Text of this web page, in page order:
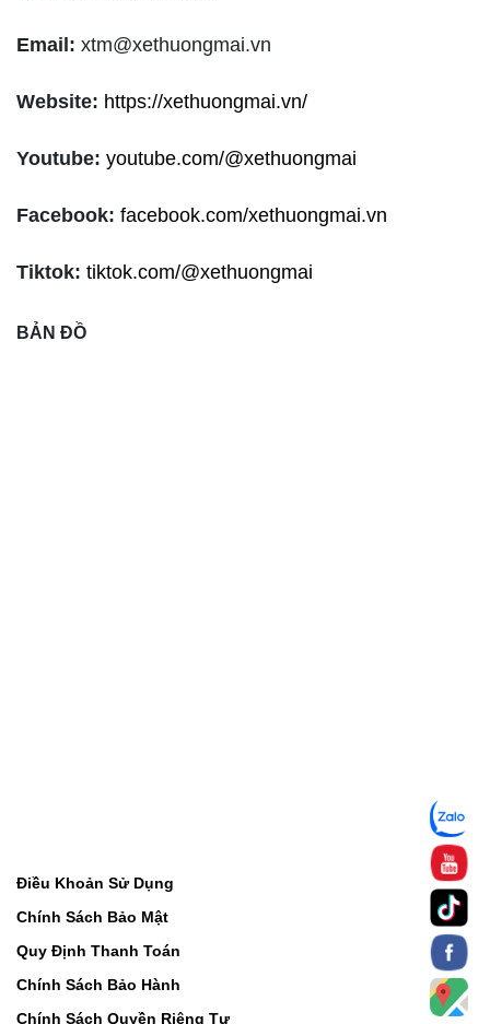
Email: xtm@xethuongmai.vn
Website: https://xethuongmai.vn/
Youtube: youtube.com/@xethuongmai
Facebook: facebook.com/xethuongmai.vn
Tiktok: tiktok.com/@xethuongmai
BẢN ĐỒ
Điều Khoản Sử Dụng
Chính Sách Bảo Mật
Quy Định Thanh Toán
Chính Sách Bảo Hành
Chính Sách Quyền Riêng Tư